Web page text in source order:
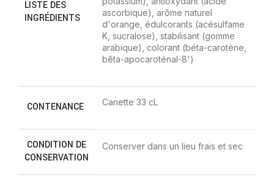
LISTE DES
INGRÉDIENTS
ascorbique), arôme naturel
d'orange, édulcorants (acésulfame
K, sucralose), stabilisant (gomme
arabique), colorant (béta-carotène,
bêta-apocaroténal-8')
CONTENANCE Canette 33 cL
CONDITION DE
CONSERVATION
Conserver dans un lieu frais et sec